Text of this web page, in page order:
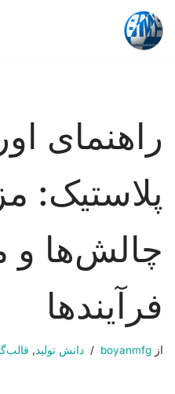
پرش
راهنمای
پلاستیک:
چالش‌ها و
فرآیندها
از boyanmfg دانش تولید,